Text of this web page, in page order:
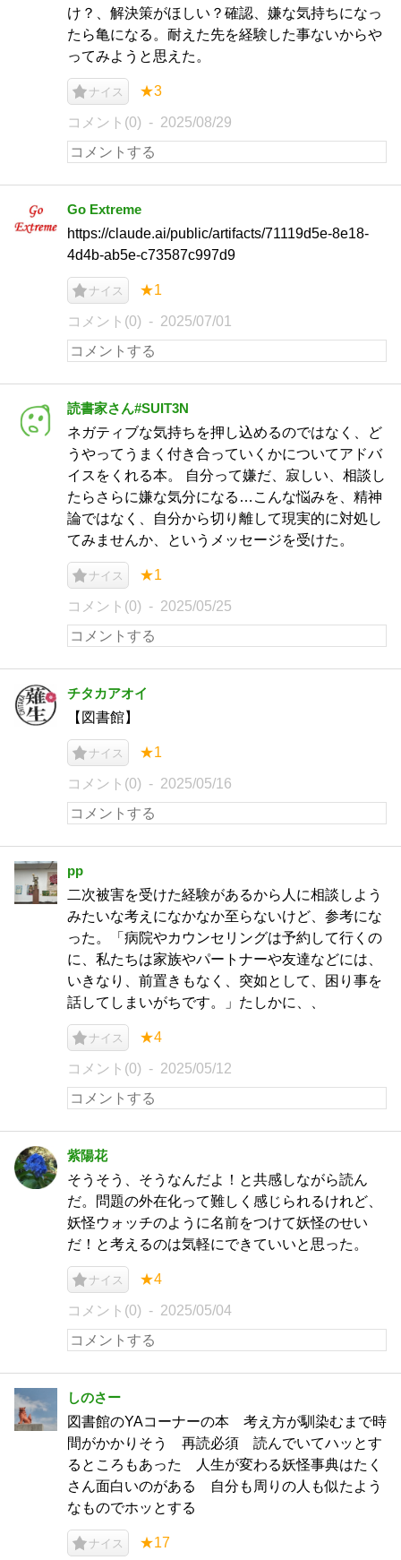
け？、解決策がほしい？確認、嫌な気持ちになっ
たら亀になる。耐えた先を経験した事ないからや
ってみようと思えた。
ナイス ★3
コメント(0) 2025/08/29
Go Extreme
https://claude.ai/public/artifacts/71119d5e-8e18-
4d4b-ab5e-c73587c997d9
ナイス ★1
コメント(0) 2025/07/01
読書家さん#SUIT3N
ネガティブな気持ちを押し込めるのではなく、ど
うやってうまく付き合っていくかについてアドバ
イスをくれる本。 自分って嫌だ、寂しい、相談し
たらさらに嫌な気分になる…こんな悩みを、精神
論ではなく、自分から切り離して現実的に対処し
てみませんか、というメッセージを受けた。
ナイス ★1
コメント(0) 2025/05/25
チタカアオイ
【図書館】
ナイス ★1
コメント(0) 2025/05/16
pp
二次被害を受けた経験があるから人に相談しよう
みたいな考えになかなか至らないけど、参考にな
った。「病院やカウンセリングは予約して行くの
に、私たちは家族やパートナーや友達などには、
いきなり、前置きもなく、突如として、困り事を
話してしまいがちです。」たしかに、、
ナイス ★4
コメント(0) 2025/05/12
紫陽花
そうそう、そうなんだよ！と共感しながら読ん
だ。問題の外在化って難しく感じられるけれど、
妖怪ウォッチのように名前をつけて妖怪のせい
だ！と考えるのは気軽にできていいと思った。
ナイス ★4
コメント(0) 2025/05/04
しのさー
図書館のYAコーナーの本 考え方が馴染むまで時
間がかかりそう 再読必須 読んでいてハッとす
るところもあった 人生が変わる妖怪事典はたく
さん面白いのがある 自分も周りの人も似たよう
なものでホッとする
ナイス ★17